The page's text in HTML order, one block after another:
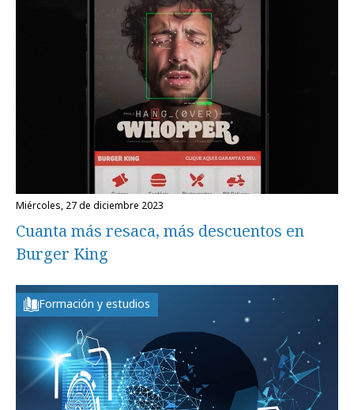
miércoles, 27 de diciembre 2023
Cuanta más resaca, más descuentos en
Burger King
Formación y estudios